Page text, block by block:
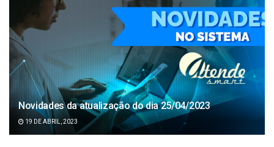
Novidades da atualização do dia 25/04/2023
19 DE ABRIL, 2023